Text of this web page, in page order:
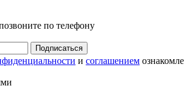
по телефону
Подписаться
и соглашением